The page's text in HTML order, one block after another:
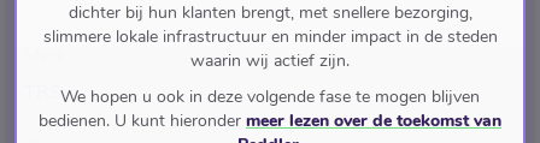
TRS
dichter bij hun klanten brengt, met snellere bezorging,
slimmere lokale infrastructuur en minder impact in de steden
waarin wij actief zijn.
We hopen u ook in deze volgende fase te mogen blijven
bedienen. U kunt hieronder meer lezen over de toekomst van